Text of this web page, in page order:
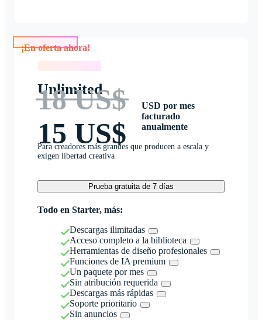
Unlimited
18 US$
15 US$
USD por mes
facturado
anualmente
Para creadores más grandes que producen a escala y
exigen libertad creativa
Prueba gratuita de 7 días
Todo en Starter, más:
Descargas ilimitadas
Acceso completo a la biblioteca
Herramientas de diseño profesionales
Funciones de IA premium
Un paquete por mes
Sin atribución requerida
Descargas más rápidas
Soporte prioritario
Sin anuncios